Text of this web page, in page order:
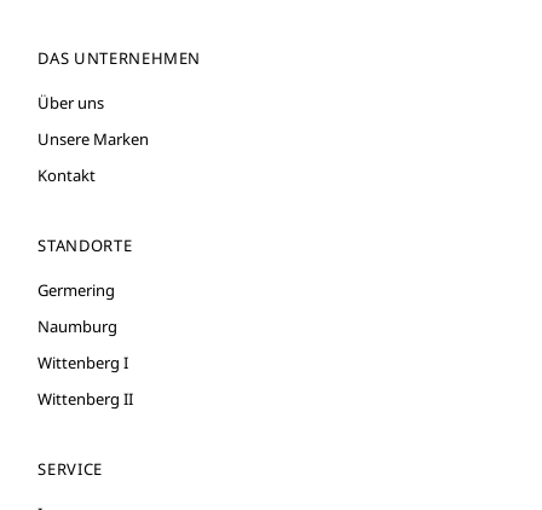
DAS UNTERNEHMEN
Über uns
Unsere Marken
Kontakt
STANDORTE
Germering
Naumburg
Wittenberg I
Wittenberg II
SERVICE